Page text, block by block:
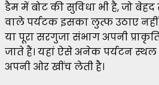
डैम में बोट की सुविधा भी है, जो
वाले पर्यटक इसका लुत्फ उठाए नहीं
या पूरा सरगुजा संभाग अपनी
जाते हैं। यहां ऐसे अनेक पर्यटन
अपनी ओर खींच लेती है।